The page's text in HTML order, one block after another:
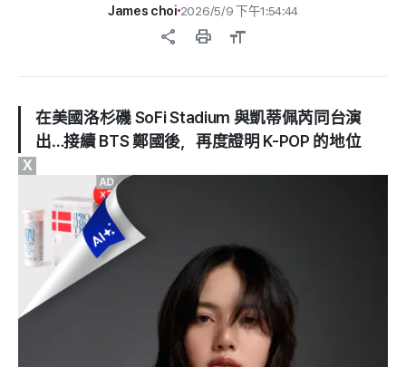
James choi 2026/5/9 下午1:54:44
share print format_size
在美國洛杉磯 SoFi Stadium 與凱蒂佩芮同台演
出…接續 BTS 鄭國後，再度證明 K-POP 的地位
X